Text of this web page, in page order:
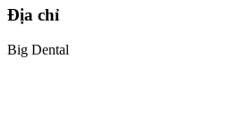
Địa chỉ
Big Dental